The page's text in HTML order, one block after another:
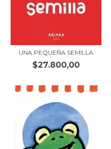
UNA PEQUEÑA SEMILLA
$27.800,00